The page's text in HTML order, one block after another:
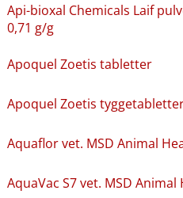
Api-bioxal Chemicals Laif
0,71 g/g
Apoquel Zoetis tabletter
Apoquel Zoetis
Aquaflor vet. MSD Animal
AquaVac S7 vet. MSD Animal